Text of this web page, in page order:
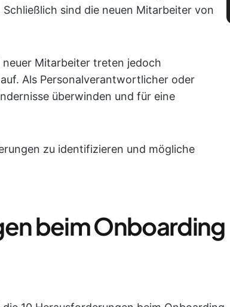
sind die neuen Mitarbeiter von
Mitarbeiter treten jedoch
Als Personalverantwortlicher oder
überwinden und für eine
zu identifizieren und mögliche
beim Onboarding